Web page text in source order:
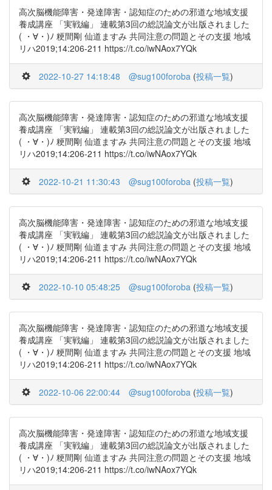
高次脳機能障害・発達障害・認知症のための邪道な地域支援
養成講座 「実戦編」 連載第3回の総説論文が出版されました
( ・∀・)ﾉ 粳間剛 仙道ますみ 共同注意の問題とその支援 地域
リハ2019;14:206-211 https://t.co/iwNAox7YQk
2022-10-27 14:18:48 @sug100foroba (投稿一覧)
高次脳機能障害・発達障害・認知症のための邪道な地域支援
養成講座 「実戦編」 連載第3回の総説論文が出版されました
( ・∀・)ﾉ 粳間剛 仙道ますみ 共同注意の問題とその支援 地域
リハ2019;14:206-211 https://t.co/iwNAox7YQk
2022-10-21 11:30:43 @sug100foroba (投稿一覧)
高次脳機能障害・発達障害・認知症のための邪道な地域支援
養成講座 「実戦編」 連載第3回の総説論文が出版されました
( ・∀・)ﾉ 粳間剛 仙道ますみ 共同注意の問題とその支援 地域
リハ2019;14:206-211 https://t.co/iwNAox7YQk
2022-10-10 05:48:25 @sug100foroba (投稿一覧)
高次脳機能障害・発達障害・認知症のための邪道な地域支援
養成講座 「実戦編」 連載第3回の総説論文が出版されました
( ・∀・)ﾉ 粳間剛 仙道ますみ 共同注意の問題とその支援 地域
リハ2019;14:206-211 https://t.co/iwNAox7YQk
2022-10-06 22:00:44 @sug100foroba (投稿一覧)
高次脳機能障害・発達障害・認知症のための邪道な地域支援
養成講座 「実戦編」 連載第3回の総説論文が出版されました
( ・∀・)ﾉ 粳間剛 仙道ますみ 共同注意の問題とその支援 地域
リハ2019;14:206-211 https://t.co/iwNAox7YQk